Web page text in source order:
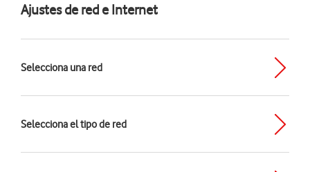
Ajustes de red e Internet
Selecciona una red
Selecciona el tipo de red